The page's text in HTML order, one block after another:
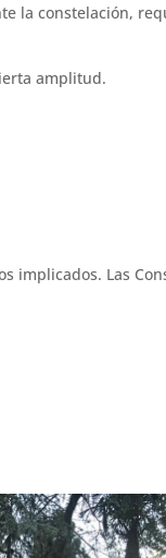
la constelación,
amplitud.
implicados. Las